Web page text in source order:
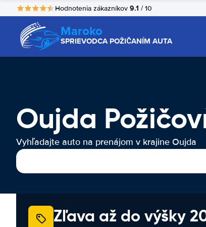
Hodnotenia zákazníkov 9.1 / 10
Maroko
SPRIEVODCA POŽIČANÍM AUTA
Oujda
Vyhľadajte auto na prenájom v krajine Oujda
Zľava až do výšky